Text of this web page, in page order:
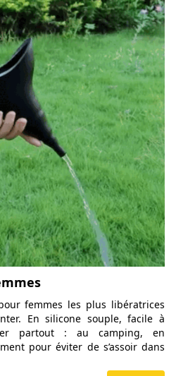
femmes les plus libératrices
En silicone souple, facile à
partout : au camping, en
pour éviter de s’assoir dans